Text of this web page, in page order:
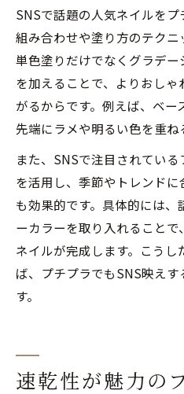
SNSで話題の人気ネイルを
組み合わせや塗り方のテクニ
単色塗りだけでなくグラデ
を加えることで、よりおし
がるからです。例えば、ベー
先端にラメや明るい色を重ね
また、SNSで注目されてい
を活用し、季節やトレンド
も効果的です。具体的には
ーカラーを取り入れること
ネイルが完成します。こう
ば、プチプラでもSNS映え
す。
速乾性が魅力の